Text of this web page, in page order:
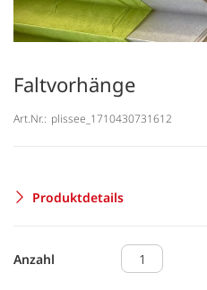
Faltvorhänge
Art.Nr.: plissee_1710430731612
Produktdetails
Anzahl